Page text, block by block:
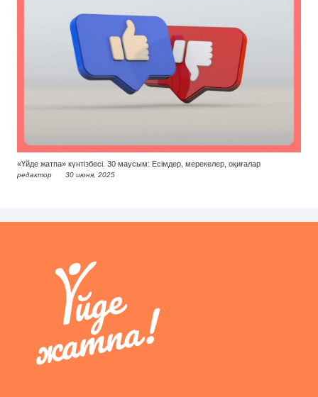
«Үйде жатпа» күнтізбесі. 30 маусым: Есімдер, мерекелер, оқиғалар
редактор 30 июня, 2025